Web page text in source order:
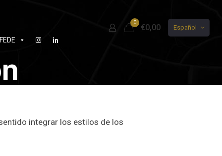
0
€0,00 Español
integrar los estilos de los